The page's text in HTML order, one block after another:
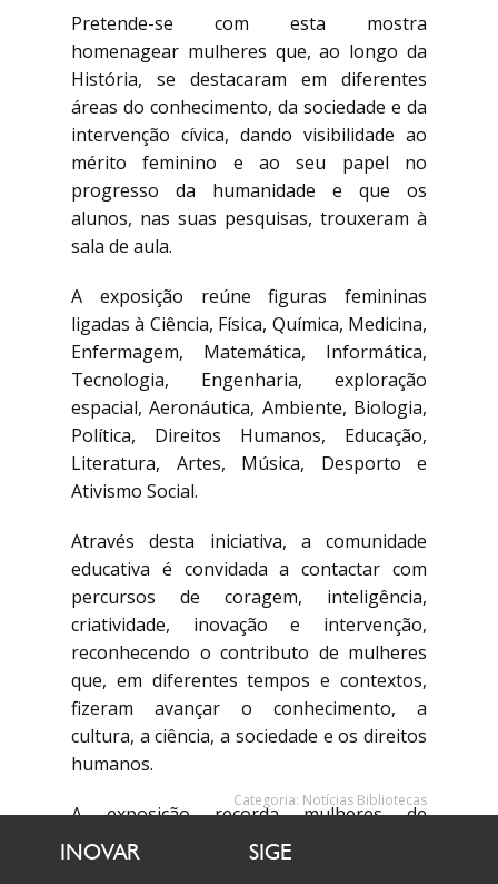
Pretende-se com esta mostra
homenagear mulheres que, ao longo da
História, se destacaram em diferentes
áreas do conhecimento, da sociedade e da
intervenção cívica, dando visibilidade ao
mérito feminino e ao seu papel no
progresso da humanidade e que os
alunos, nas suas pesquisas, trouxeram à
sala de aula.
A exposição reúne figuras femininas
ligadas à Ciência, Física, Química, Medicina,
Enfermagem, Matemática, Informática,
Tecnologia, Engenharia, exploração
espacial, Aeronáutica, Ambiente, Biologia,
Política, Direitos Humanos, Educação,
Literatura, Artes, Música, Desporto e
Ativismo Social.
Através desta iniciativa, a comunidade
educativa é convidada a contactar com
percursos de coragem, inteligência,
criatividade, inovação e intervenção,
reconhecendo o contributo de mulheres
que, em diferentes tempos e contextos,
fizeram avançar o conhecimento, a
cultura, a ciência, a sociedade e os direitos
humanos.
A exposição recorda mulheres de
diferentes épocas que marcaram a
Categoria: Notícias Bibliotecas
INOVAR SIGE